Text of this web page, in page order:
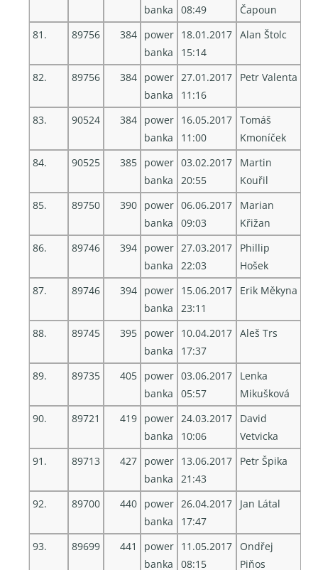
banka
08:49
Čapoun
81.
89756 384 power
banka
18.01.2017
15:14
Alan Štolc
82. 89756 384 power
banka
27.01.2017
11:16
Petr Valenta
83. 90524 384 power
banka
16.05.2017
11:00
Tomáš
Kmoníček
84.
90525 385 power
banka
03.02.2017
20:55
Martin
Kouřil
85.
89750 390 power
banka
06.06.2017
09:03
Marian
Křižan
86.
89746 394 power
banka
27.03.2017
22:03
Phillip
Hošek
87.
89746 394 power
banka
15.06.2017
23:11
Erik Měkyna
88. 89745 395 power
banka
10.04.2017
17:37
Aleš Trs
89. 89735 405 power
banka
03.06.2017
05:57
Lenka
Mikušková
90.
89721 419 power
banka
24.03.2017
10:06
David
Vetvicka
91.
89713 427 power
banka
13.06.2017
21:43
Petr Špika
92. 89700 440 power
banka
26.04.2017
17:47
Jan Látal
93. 89699 441
power
banka
11.05.2017
08:15
Ondřej
Piňos